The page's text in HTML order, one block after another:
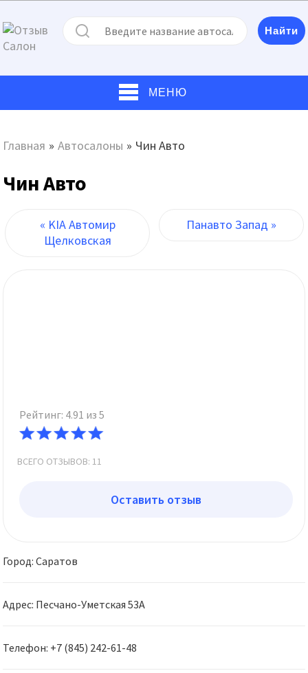
МЕНЮ
Главная » Автосалоны » Чин Авто
Чин Авто
« KIA Автомир
Щелковская
Панавто Запад »
Город: Саратов
Адрес: Песчано-Уметская 53А
Телефон: +7 (845) 242-61-48
Рейтинг: 4.91 из 5
ВСЕГО ОТЗЫВОВ: 11
Оставить отзыв